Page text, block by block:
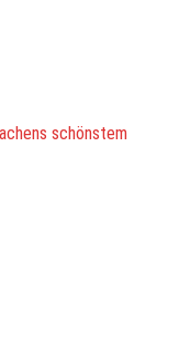
schönstem